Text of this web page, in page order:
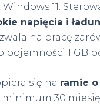
11.
napięcia i
na pracę
pojemności 1 GB
się na ramie
30